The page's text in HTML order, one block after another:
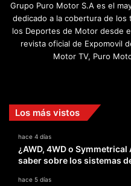
Grupo Puro Motor S.A es el
dedicado a la cobertura de
los Deportes de Motor desde
revista oficial de Expomovil
Motor TV, Puro
Los más vistos
hace 4 días
¿AWD, 4WD o
saber sobre los sistemas
hace 5 días